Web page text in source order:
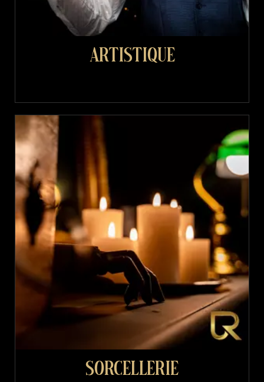
Artistique
Sorcellerie